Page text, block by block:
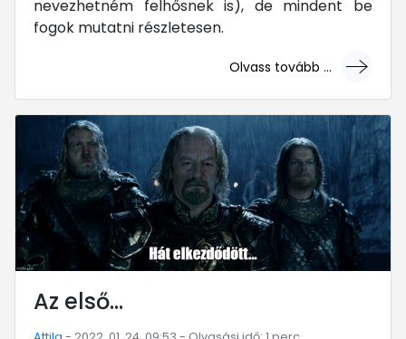
nevezhetném felhősnek is), de mindent be
fogok mutatni részletesen.
Olvass tovább ...
... mert megéri!
Az első...